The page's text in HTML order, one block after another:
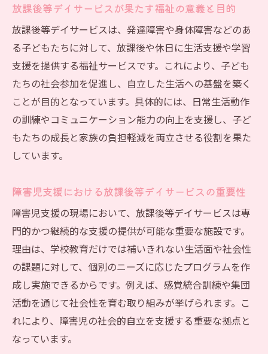
放課後等デイサービスの運営基準とポイント
放課後等デイサービス運営基準の基本とそ
の要点
社会福祉士を活かす運営体制の構築方法
放課後等デイサービス運営に必要な法令知
識
実地指導に備えた放課後等デイサービスの
準備
ント
福祉現場で求められる放課後等デイサービスの
専門性
福祉現場で活きる放課後等デイサービスの
専門知識
社会福祉士による放課後等デイサービスの
質向上
放課後等デイサービスに必要な支援技術と
実践例
放課後等デイサービスが果たす福祉の意義と目的
放課後等デイサービスは、発達障害や身体障害などのあ
る子どもたちに対して、放課後や休日に生活支援や学習
支援を提供する福祉サービスです。これにより、子ども
たちの社会参加を促進し、自立した生活への基盤を築く
ことが目的となっています。具体的には、日常生活動作
の訓練やコミュニケーション能力の向上を支援し、子ど
もたちの成長と家族の負担軽減を両立させる役割を果た
しています。
障害児支援における放課後等デイサービスの重要性
障害児支援の現場において、放課後等デイサービスは専
門的かつ継続的な支援の提供が可能な重要な施設です。
理由は、学校教育だけでは補いきれない生活面や社会性
の課題に対して、個別のニーズに応じたプログラムを作
成し実施できるからです。例えば、感覚統合訓練や集団
活動を通じて社会性を育む取り組みが挙げられます。こ
れにより、障害児の社会的自立を支援する重要な拠点と
なっています。